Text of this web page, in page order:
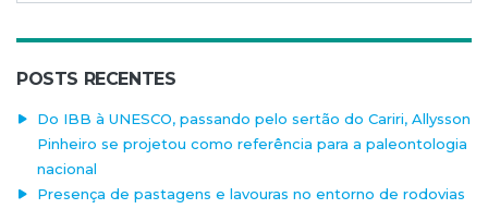
POSTS RECENTES
Do IBB à UNESCO, passando pelo sertão do Cariri, Allysson
Pinheiro se projetou como referência para a paleontologia
nacional
Presença de pastagens e lavouras no entorno de rodovias